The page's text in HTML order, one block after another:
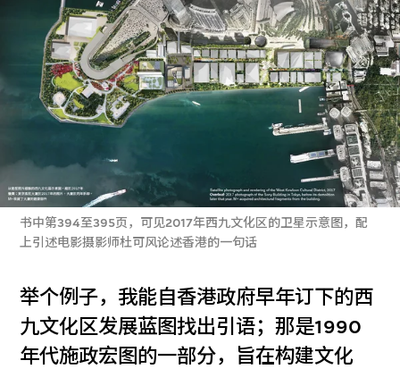
书中第394至395页，可见2017年西九文化区的卫星示意图，配
上引述电影摄影师杜可风论述香港的一句话
举个例子，我能自香港政府早年订下的西
九文化区发展蓝图找出引语；那是1990
年代施政宏图的一部分，旨在构建文化